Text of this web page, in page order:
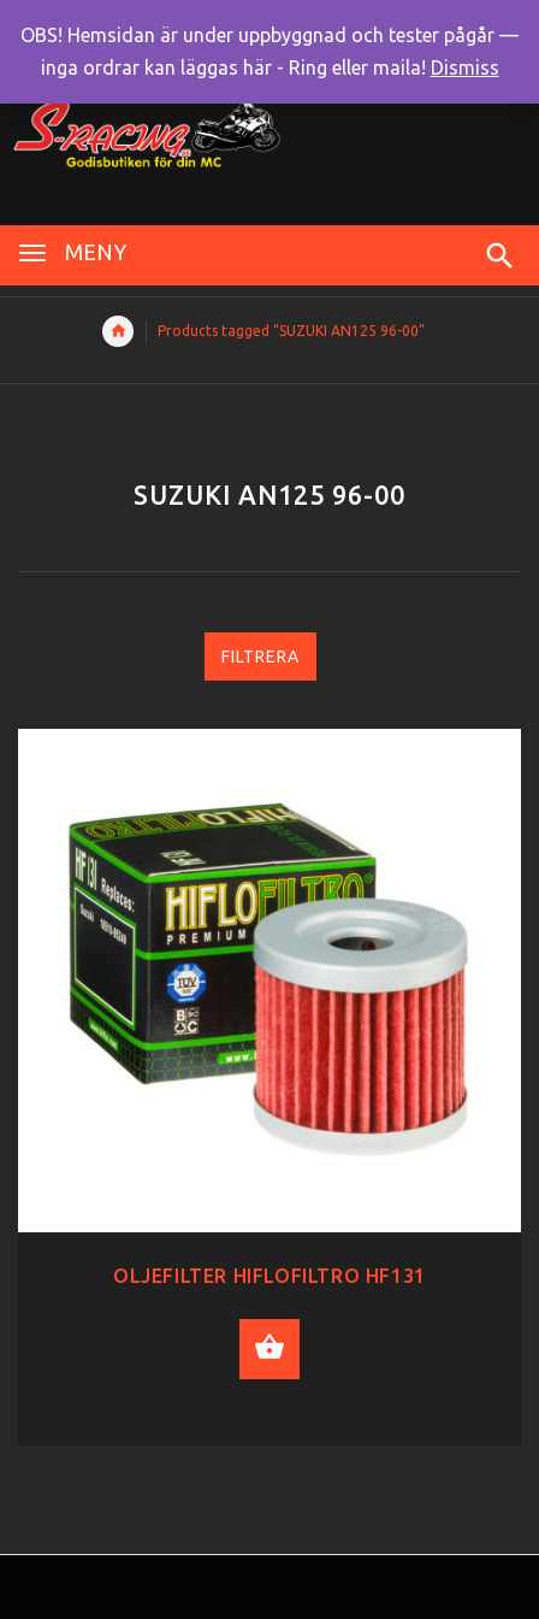
MENY
Products tagged “SUZUKI AN125 96-00”
SUZUKI AN125 96-00
FILTRERA
OLJEFILTER HIFLOFILTRO HF131
OBS! Hemsidan är under uppbyggnad och tester pågår —
inga ordrar kan läggas här - Ring eller maila! Dismiss